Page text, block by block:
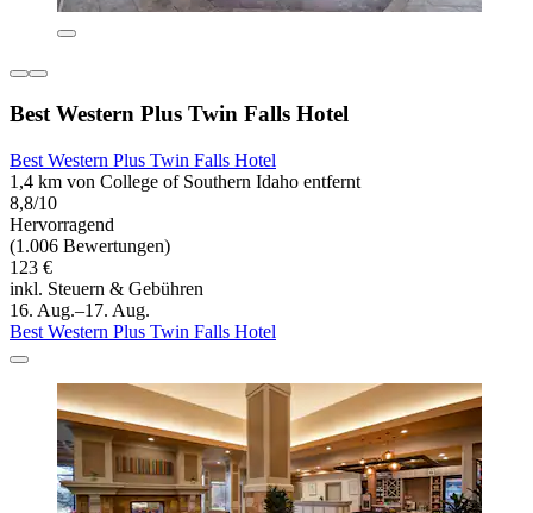
Best Western Plus Twin Falls Hotel
Best Western Plus Twin Falls Hotel
1,4 km von College of Southern Idaho entfernt
8,8/10
Hervorragend
(1.006 Bewertungen)
123 €
inkl. Steuern & Gebühren
16. Aug.–17. Aug.
Best Western Plus Twin Falls Hotel